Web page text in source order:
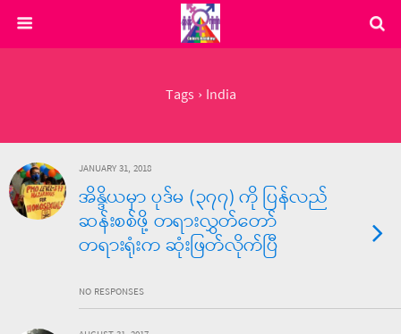
Tags › India
JANUARY 31, 2018
အိန္ဒိယမှာ ပုဒ်မ (၃၇၇) ကို ပြန်လည်
ဆန်းစစ်ဖို့ တရားလွှတ်တော်
တရားရုံးက ဆုံးဖြတ်လိုက်ပြီ
NO RESPONSES